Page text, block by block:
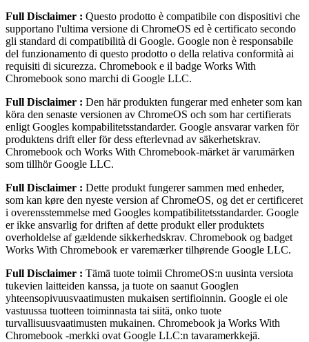
Full Disclaimer : Questo prodotto è compatibile con dispositivi che
supportano l'ultima versione di ChromeOS ed è certificato secondo
gli standard di compatibilità di Google. Google non è responsabile
del funzionamento di questo prodotto o della relativa conformità ai
requisiti di sicurezza. Chromebook e il badge Works With
Chromebook sono marchi di Google LLC.
Full Disclaimer : Den här produkten fungerar med enheter som kan
köra den senaste versionen av ChromeOS och som har certifierats
enligt Googles kompabilitetsstandarder. Google ansvarar varken för
produktens drift eller för dess efterlevnad av säkerhetskrav.
Chromebook och Works With Chromebook-märket är varumärken
som tillhör Google LLC.
Full Disclaimer : Dette produkt fungerer sammen med enheder,
som kan køre den nyeste version af ChromeOS, og det er certificeret
i overensstemmelse med Googles kompatibilitetsstandarder. Google
er ikke ansvarlig for driften af dette produkt eller produktets
overholdelse af gældende sikkerhedskrav. Chromebook og badget
Works With Chromebook er varemærker tilhørende Google LLC.
Full Disclaimer : Tämä tuote toimii ChromeOS:n uusinta versiota
tukevien laitteiden kanssa, ja tuote on saanut Googlen
yhteensopivuusvaatimusten mukaisen sertifioinnin. Google ei ole
vastuussa tuotteen toiminnasta tai siitä, onko tuote
turvallisuusvaatimusten mukainen. Chromebook ja Works With
Chromebook ‑merkki ovat Google LLC:n tavaramerkkejä.